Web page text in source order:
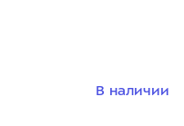
В наличии